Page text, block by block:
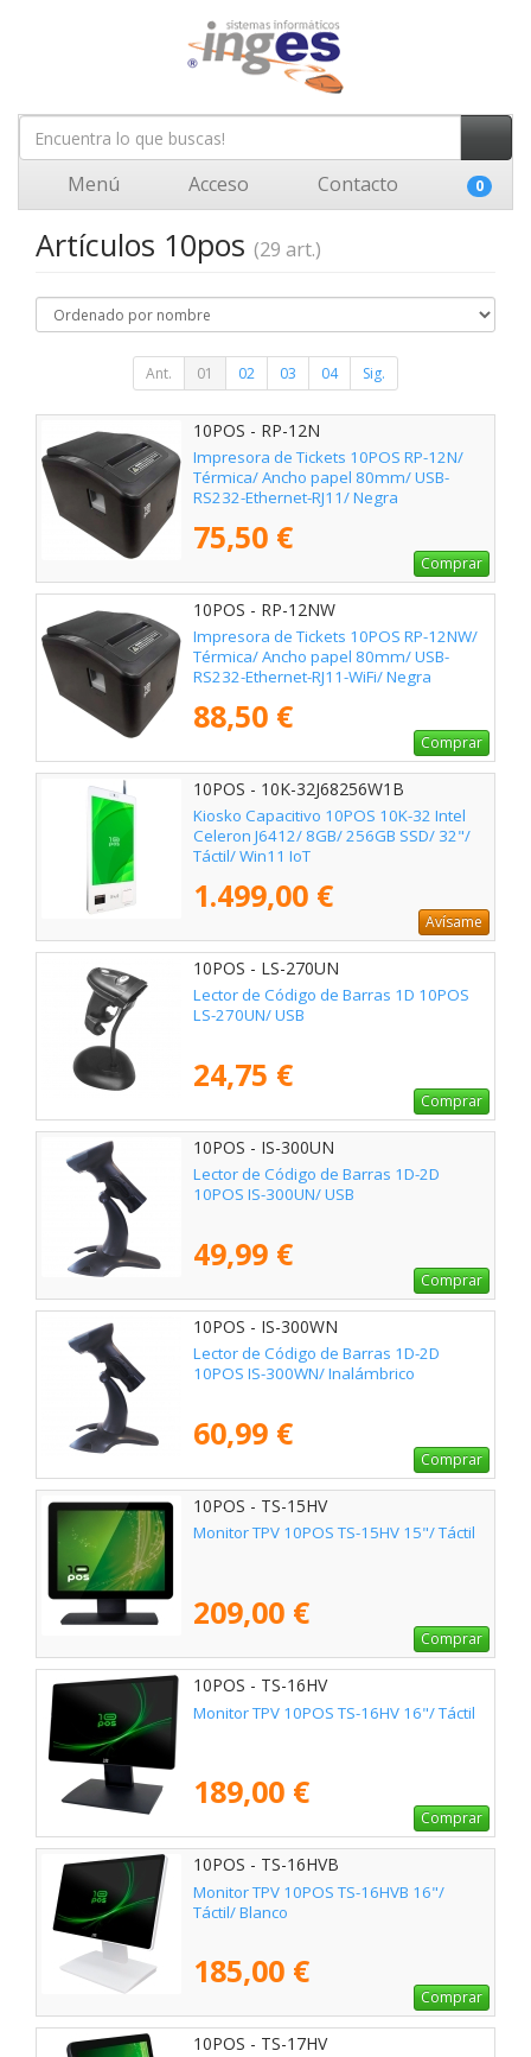
Menú Acceso Contacto 0
Artículos 10pos (29 art.)
Ant. 01 02 03 04 Sig.
10POS - RP-12N
Impresora de Tickets 10POS RP-12N/
Térmica/ Ancho papel 80mm/ USB-
RS232-Ethernet-RJ11/ Negra
75,50 €
Comprar
10POS - RP-12NW
Impresora de Tickets 10POS RP-12NW/
Térmica/ Ancho papel 80mm/ USB-
RS232-Ethernet-RJ11-WiFi/ Negra
88,50 €
Comprar
10POS - 10K-32J68256W1B
Kiosko Capacitivo 10POS 10K-32 Intel
Celeron J6412/ 8GB/ 256GB SSD/ 32"/
Táctil/ Win11 IoT
1.499,00 €
Avísame
10POS - LS-270UN
Lector de Código de Barras 1D 10POS
LS-270UN/ USB
24,75 €
Comprar
10POS - IS-300UN
Lector de Código de Barras 1D-2D
10POS IS-300UN/ USB
49,99 €
Comprar
10POS - IS-300WN
Lector de Código de Barras 1D-2D
10POS IS-300WN/ Inalámbrico
60,99 €
Comprar
10POS - TS-15HV
Monitor TPV 10POS TS-15HV 15"/ Táctil
209,00 €
Comprar
10POS - TS-16HV
Monitor TPV 10POS TS-16HV 16"/ Táctil
189,00 €
Comprar
10POS - TS-16HVB
Monitor TPV 10POS TS-16HVB 16"/
Táctil/ Blanco
185,00 €
Comprar
10POS - TS-17HV